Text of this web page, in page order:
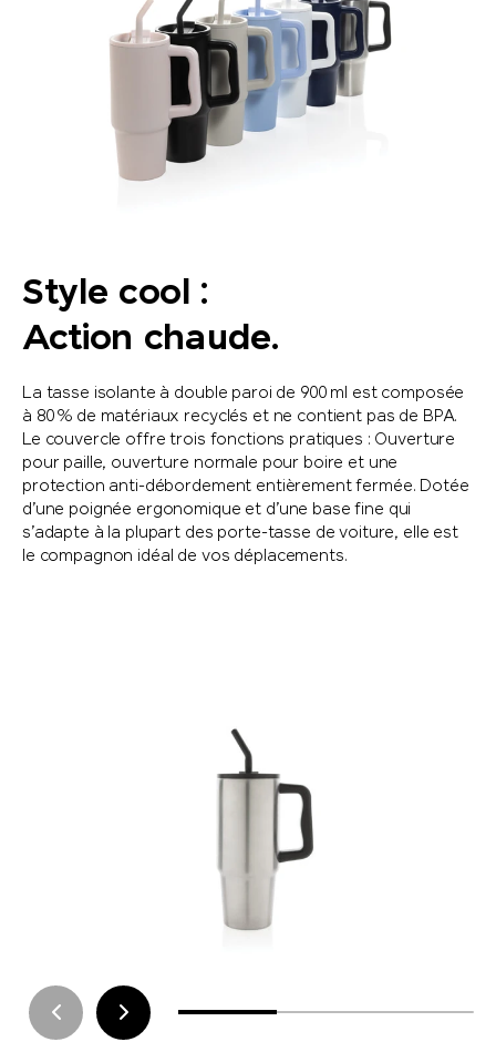
Style cool :
Action chaude.
La tasse isolante à double paroi de 900 ml est composée
à 80 % de matériaux recyclés et ne contient pas de BPA.
Le couvercle offre trois fonctions pratiques : Ouverture
pour paille, ouverture normale pour boire et une
protection anti-débordement entièrement fermée. Dotée
d’une poignée ergonomique et d’une base fine qui
s’adapte à la plupart des porte-tasse de voiture, elle est
le compagnon idéal de vos déplacements.